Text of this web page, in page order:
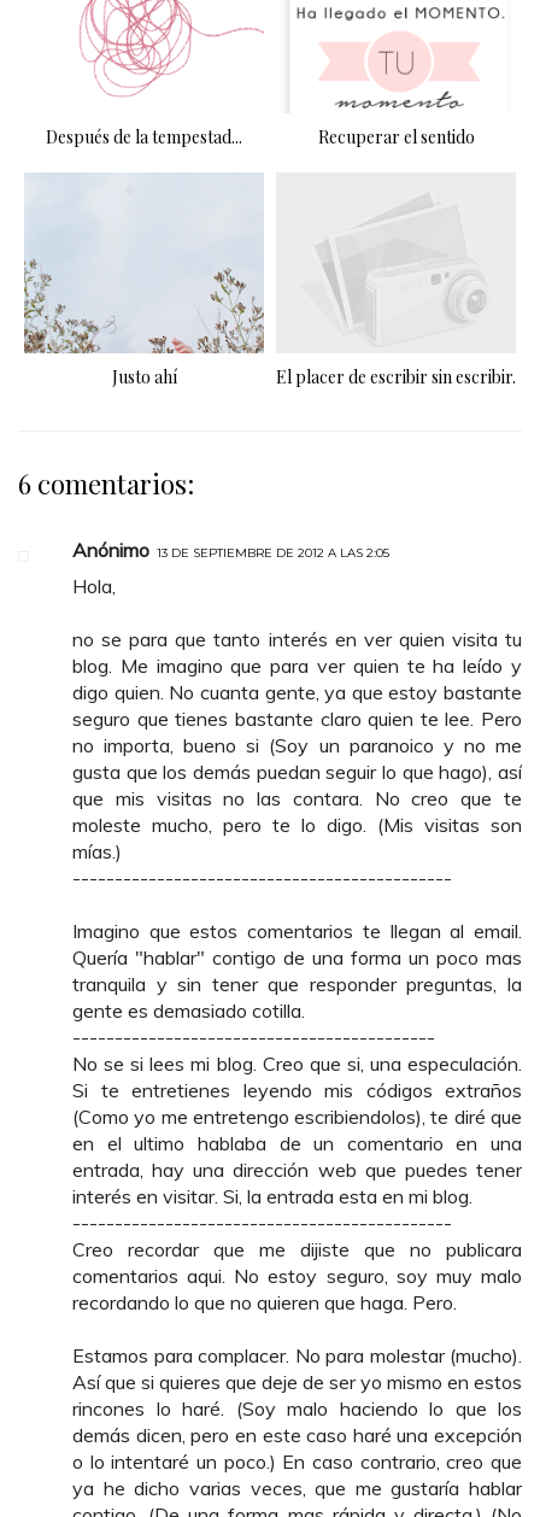
Después de la tempestad... Recuperar el sentido
Justo ahí El placer de escribir sin escribir.
6 comentarios:
Anónimo 13 DE SEPTIEMBRE DE 2012 A LAS 2:05
Hola,
no se para que tanto interés en ver quien visita tu
blog. Me imagino que para ver quien te ha leído y
digo quien. No cuanta gente, ya que estoy bastante
seguro que tienes bastante claro quien te lee. Pero
no importa, bueno si (Soy un paranoico y no me
gusta que los demás puedan seguir lo que hago), así
que mis visitas no las contara. No creo que te
moleste mucho, pero te lo digo. (Mis visitas son
mías.)
---------------------------------------------
Imagino que estos comentarios te llegan al email.
Quería "hablar" contigo de una forma un poco mas
tranquila y sin tener que responder preguntas, la
gente es demasiado cotilla.
-------------------------------------------
No se si lees mi blog. Creo que si, una especulación.
Si te entretienes leyendo mis códigos extraños
(Como yo me entretengo escribiendolos), te diré que
en el ultimo hablaba de un comentario en una
entrada, hay una dirección web que puedes tener
interés en visitar. Si, la entrada esta en mi blog.
---------------------------------------------
Creo recordar que me dijiste que no publicara
comentarios aqui. No estoy seguro, soy muy malo
recordando lo que no quieren que haga. Pero.
Estamos para complacer. No para molestar (mucho).
Así que si quieres que deje de ser yo mismo en estos
rincones lo haré. (Soy malo haciendo lo que los
demás dicen, pero en este caso haré una excepción
o lo intentaré un poco.) En caso contrario, creo que
ya he dicho varias veces, que me gustaría hablar